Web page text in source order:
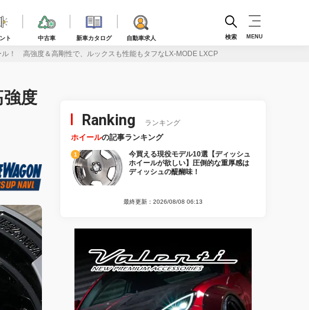
ト 中古車 新車カタログ 自動車求人 検索 MENU
ル！ 高強度＆高剛性で、ルックスも性能もタフなLX-MODE LXCP
度
Ranking ランキング
ホイールの記事ランキング
今買える現役モデル10選【ディッシュ
ホイールが欲しい】圧倒的な重厚感は
ディッシュの醍醐味！
最終更新：2026/08/08 06:13